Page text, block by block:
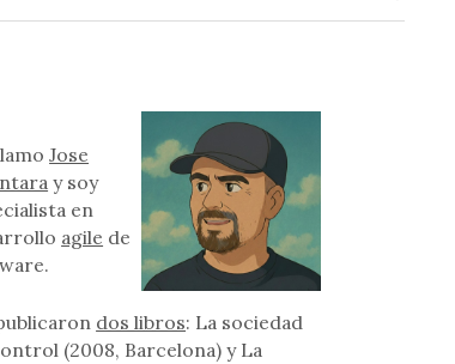
Jose
y soy
en
agile de
dos libros: La sociedad
(2008, Barcelona) y La